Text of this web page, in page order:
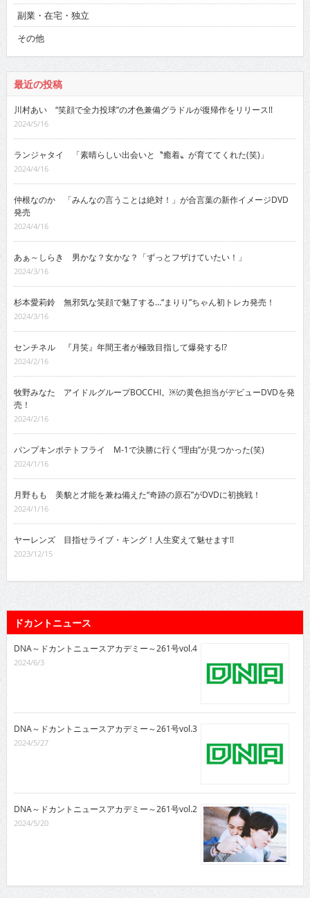
副業・在宅・独立
その他
最近の投稿
川村あい “笑顔で全力投球”の才色兼備グラドルが復帰作をリリース!!
2024/5/16
ランジャタイ 「素晴らしい出会いと〝癒着〟が育ててくれた(笑)」
2024/4/16
仲根なのか 「みんなの言うことは絶対！」が合言葉の新作イメージDVD
発売
2024/4/16
あぁ～しらき 男かな？女かな？「ずっとフザけていたい！」
2024/3/16
杉本愛莉鈴 無邪気な笑顔で魅了する…“まりり”ちゃん初トレカ発売！
2024/3/16
センチネル 『月笑』年間王者が極致目指して爆発する!?
2024/2/16
牧野みなた アイドルグループBOCCHI。￼の黄色担当がデビューDVDを発
売！
2024/2/16
パンプキンポテトフライ M-1で決勝に行く“理由”が見つかった(笑)
2024/1/16
月野もも 美貌と才能を兼ね備えた“奇跡の原石”がDVDに初挑戦！
2024/1/16
ヤーレンズ 目指せライブ・キング！人生変えて魅せます!!
2023/12/15
ドカントニュース
DNA～ドカントニュースアカデミー～261号vol.4
2024/6/3
DNA～ドカントニュースアカデミー～261号vol.3
2024/5/27
DNA～ドカントニュースアカデミー～261号vol.2
2024/5/20